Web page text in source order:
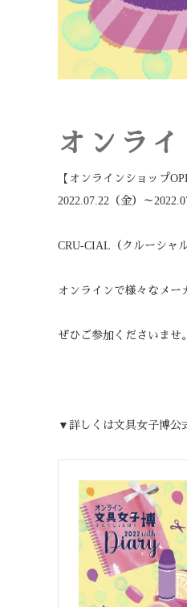
オンラ
【オンラインショップ
2022.07.22 （金）～
CRU-CIAL（クルーシャ
オンラインで様々なメー
ぜひご参加くださいませ。
▼詳しくは文具女子博公